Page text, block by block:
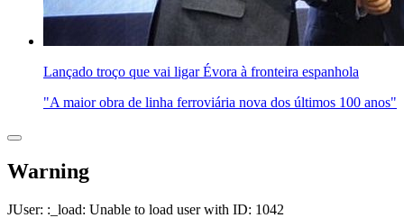
Lançado troço que vai ligar Évora à fronteira espanhola
"A maior obra de linha ferroviária nova dos últimos 100 anos"
Warning
JUser: :_load: Unable to load user with ID: 1042